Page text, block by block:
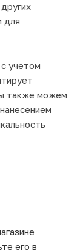
для
учетом
также можем
его в